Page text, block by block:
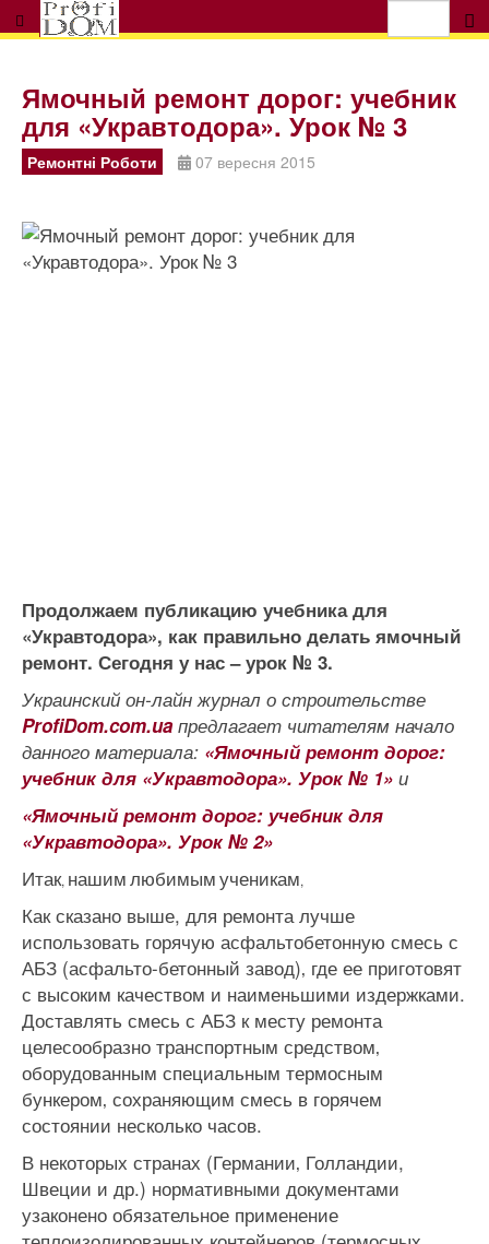
Ямочный ремонт дорог: учебник
для «Укравтодора». Урок № 3
Ремонтні Роботи 07 вересня 2015
Продолжаем публикацию учебника для
«Укравтодора», как правильно делать ямочный
ремонт. Сегодня у нас – урок № 3.
Украинский он-лайн журнал о строительстве
ProfiDom.com.ua предлагает читателям начало
данного материала: «Ямочный ремонт дорог:
учебник для «Укравтодора». Урок № 1» и
«Ямочный ремонт дорог: учебник для
«Укравтодора». Урок № 2»
Итак, нашимлюбимымученикам,
Как сказано выше, для ремонта лучше
использовать горячую асфальтобетонную смесь с
АБЗ (асфальто-бетонный завод)‚ где ее приготовят
с высоким качеством и наименьшими издержками.
Доставлять смесь с АБЗ к месту ремонта
целесообразно транспортным средством‚
оборудованным специальным термосным
бункером‚ сохраняющим смесь в горячем
состоянии несколько часов.
В некоторых странах (Германии‚ Голландии,
Швеции и др.) нормативными документами
узаконено обязательное применение